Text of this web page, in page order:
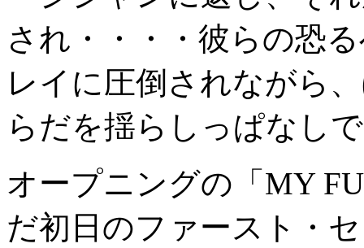
され・・・・彼らの恐
レイに圧倒されながら
らだを揺らしっぱなし
オープニングの「MY
だ初日のファースト・